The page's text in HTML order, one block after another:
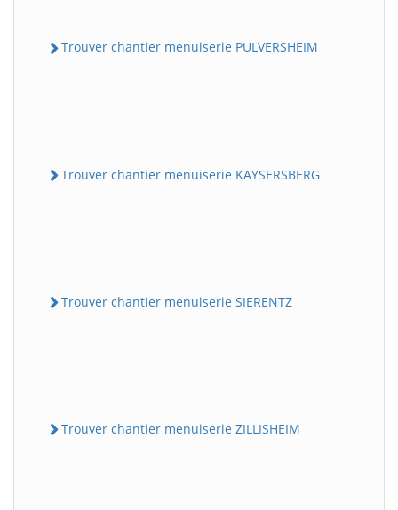
Trouver chantier menuiserie PULVERSHEIM
Trouver chantier menuiserie KAYSERSBERG
Trouver chantier menuiserie SIERENTZ
Trouver chantier menuiserie ZILLISHEIM